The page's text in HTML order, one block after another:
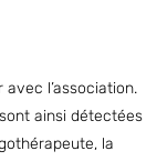
l’association.
ainsi détectées
la